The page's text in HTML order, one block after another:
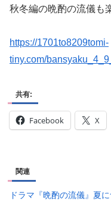
秋冬編の晩酌の流儀も
https://1701to8209tomi-
tiny.com/
共有:
Facebook X
関連
ドラマ『晩酌の流儀』夏